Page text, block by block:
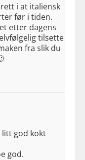
i at italiensk
før i tiden.
etter dagens
tilsette
fra slik du
litt god kokt
god.